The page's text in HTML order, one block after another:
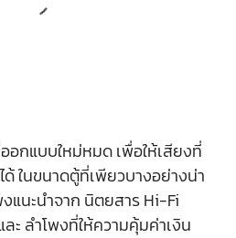
อกแบบใหม่หมด เพื่อให้เสียงที่
ในขนาดตู้ที่เพียวบางอย่างน่า
แนะนำจาก นิตยสาร Hi-Fi
ะ ลำโพงที่ให้ความคุ้มค่าเงิน